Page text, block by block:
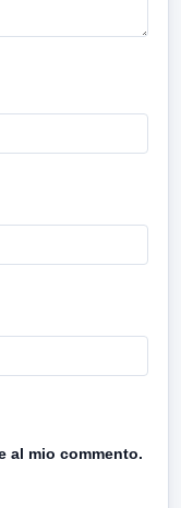
al mio commento.